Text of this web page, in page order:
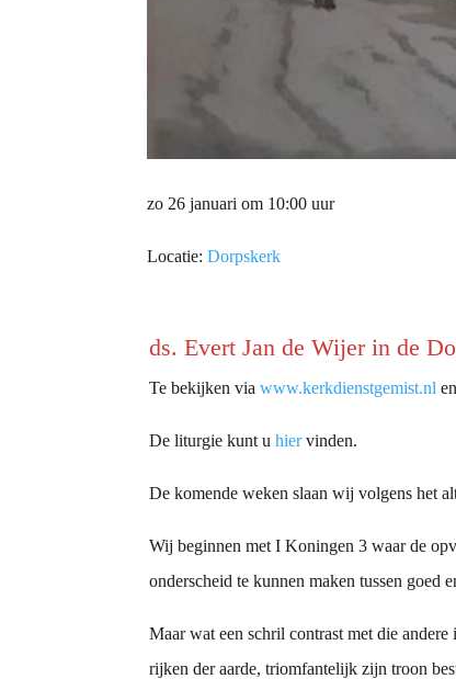
zo 26 januari om 10:00 uur
Locatie:Dorpskerk
ds. Evert Jan de Wijer in de
Te bekijken viawww.kerkdienstgemist.nl
De liturgie kunt uhiervinden.
De komende weken slaan wij volgens het
Wij beginnen met I Koningen 3 waar de
onderscheid te kunnen maken tussen goed
Maar wat een schril contrast met die
rijken der aarde, triomfantelijk zijn troon